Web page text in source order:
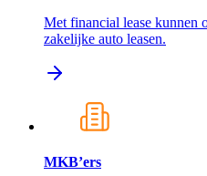
Met financial lease kunnen
zakelijke auto leasen.
MKB’ers